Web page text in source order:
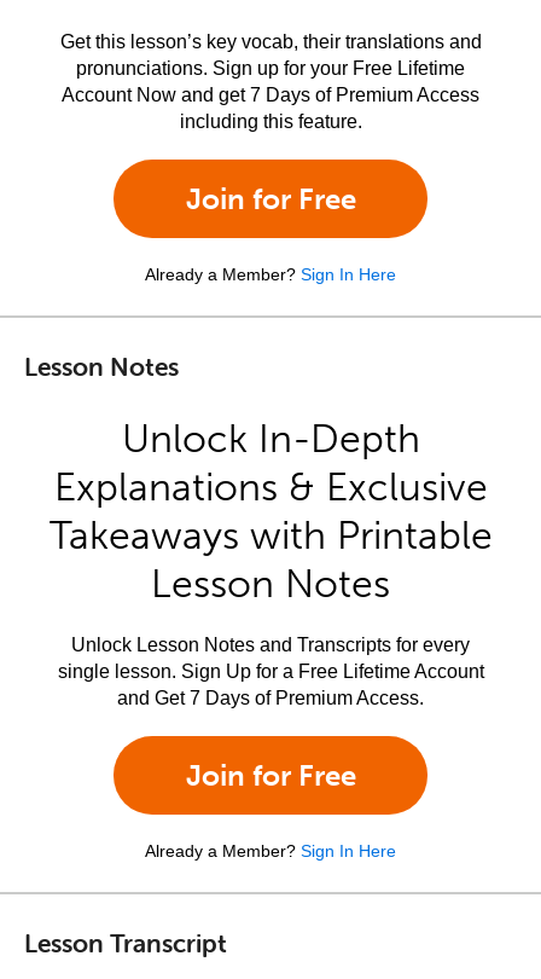
Get this lesson’s key vocab, their translations and
pronunciations. Sign up for your Free Lifetime
Account Now and get 7 Days of Premium Access
including this feature.
Join for Free
Already a Member? Sign In Here
Lesson Notes
Unlock In-Depth
Explanations & Exclusive
Takeaways with Printable
Lesson Notes
Unlock Lesson Notes and Transcripts for every
single lesson. Sign Up for a Free Lifetime Account
and Get 7 Days of Premium Access.
Join for Free
Already a Member? Sign In Here
Lesson Transcript